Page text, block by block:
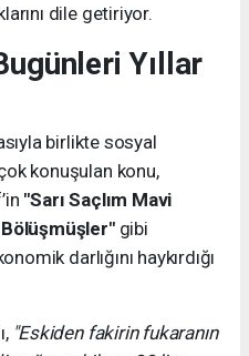
dile getiriyor.
Yıllar
birlikte sosyal
konuşulan konu,
"Sarı Saçlım Mavi
gibi
darlığını haykırdığı
"Eskiden fakirin fukaranın